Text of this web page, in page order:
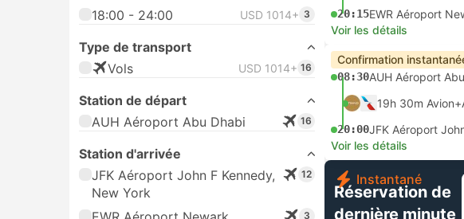
18:00 - 24:00 USD 1014+ 3
Type de transport
Vols
USD 1014+ 16
Station de départ
AUH Aéroport Abu Dhabi
16
Station d'arrivée
JFK Aéroport John F Kennedy,
New York
12
3
20:15EWR Aéroport
Voir les détails
Confirmation
08:30AUH Aéroport
19h 30m
20:00JFK Aéroport
Voir les détails
Instantané
Réservation de
dernière minute